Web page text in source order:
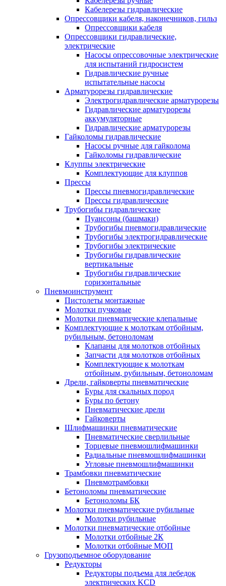
Кабелерезы гидравлические
Опрессовщики кабеля, наконечников, гильз
Опрессовщики кабеля
Опрессовщики гидравлические,
электрические
Насосы опрессовочные электрические
для испытаний гидросистем
Гидравлические ручные
испытательные насосы
Арматурорезы гидравлические
Электрогидравлические арматурорезы
Гидравлические арматурорезы
аккумуляторные
Гидравлические арматурорезы
Гайколомы гидравлические
Насосы ручные для гайколома
Гайколомы гидравлические
Клуппы электрические
Комплектующие для клуппов
Прессы
Прессы пневмогидравлические
Прессы гидравлические
Трубогибы гидравлические
Пуансоны (башмаки)
Трубогибы пневмогидравлические
Трубогибы электрогидравлические
Трубогибы электрические
Трубогибы гидравлические
вертикальные
Трубогибы гидравлические
горизонтальные
Пневмоинструмент
Пистолеты монтажные
Молотки пучковые
Молотки пневматические клепальные
Комплектующие к молоткам отбойным,
рубильным, бетоноломам
Клапаны для молотков отбойных
Запчасти для молотков отбойных
Комплектующие к молоткам
отбойным, рубильным, бетоноломам
Дрели, гайковерты пневматические
Буры для скальных пород
Буры по бетону
Пневматические дрели
Гайковерты
Шлифмашинки пневматические
Пневматические сверлильные
Торцевые пневмошлифмашинки
Радиальные пневмошлифмашинки
Угловые пневмошлифмашинки
Трамбовки пневматические
Пневмотрамбовки
Бетоноломы пневматические
Бетоноломы БК
Молотки пневматические рубильные
Молотки рубильные
Молотки пневматические отбойные
Молотки отбойные 2К
Молотки отбойные МОП
Грузоподъемное оборудование
Редукторы
Редукторы подъема для лебедок
электрических KCD